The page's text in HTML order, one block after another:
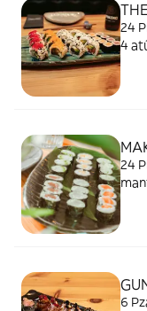
24
4
24
6